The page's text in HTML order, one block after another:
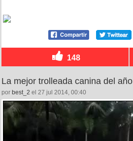
148
La mejor trolleada canina del año
por best_2 el 27 jul 2014, 00:40